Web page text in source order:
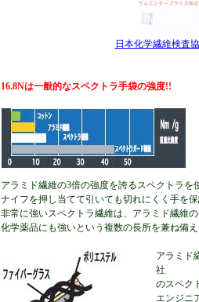
日本化学繊維検査
16.8Nは一般的なスペクトラ手袋の強度!!
アラミド繊維の3倍の強度を誇るスペクトラを
ナイフを押し当てて引いても切れにくく手を保
非常に強いスペクトラ繊維は、アラミド繊維
化学薬品にも強いという複数の長所を兼ね備え
アラミド
社
のスペク
エンジニ